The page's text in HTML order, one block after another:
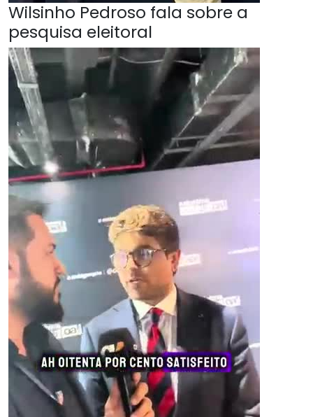
Wilsinho Pedroso fala sobre a
pesquisa eleitoral